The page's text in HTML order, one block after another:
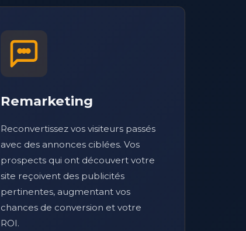
Remarketing
Reconvertissez vos visiteurs passés
avec des annonces ciblées. Vos
prospects qui ont découvert votre
site reçoivent des publicités
pertinentes, augmentant vos
chances de conversion et votre
ROI.